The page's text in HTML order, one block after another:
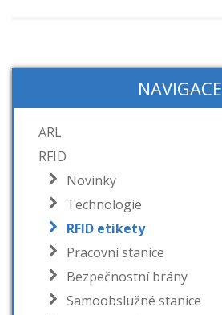
NAVIGACE
ARL
RFID
Novinky
Technologie
RFID etikety
Pracovní stanice
Bezpečnostní brány
Samoobslužné stanice